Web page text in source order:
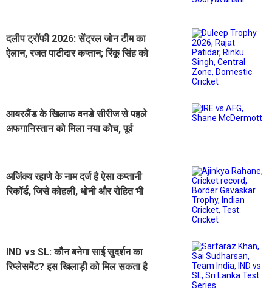
दलीप ट्रॉफी 2026: सेंट्रल जोन टीम का
ऐलान, रजत पाटीदार कप्तान; रिंकू सिंह को
आयरलैंड के खिलाफ वनडे सीरीज से पहले
अफगानिस्तान को मिला नया कोच, पूर्व
अजिंक्य रहाणे के नाम दर्ज है ऐसा कप्तानी
रिकॉर्ड, जिसे कोहली, धोनी और रोहित भी
IND vs SL: कौन बनेगा साई सुदर्शन का
रिप्लेसमेंट? इस खिलाड़ी को मिल सकता है